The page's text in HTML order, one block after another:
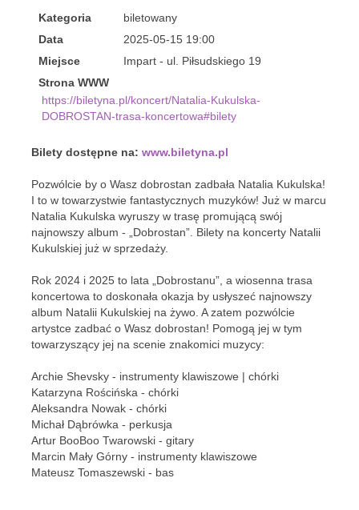
Kategoria
biletowany
Data
2025-05-15 19:00
Miejsce
Impart - ul. Piłsudskiego 19
Strona WWW
https://biletyna.pl/koncert/Natalia-Kukulska-
DOBROSTAN-trasa-koncertowa#bilety
Bilety dostępne na: www.biletyna.pl
Pozwólcie by o Wasz dobrostan zadbała Natalia Kukulska!
I to w towarzystwie fantastycznych muzyków! Już w marcu
Natalia Kukulska wyruszy w trasę promującą swój
najnowszy album - „Dobrostan”. Bilety na koncerty Natalii
Kukulskiej już w sprzedaży.
Rok 2024 i 2025 to lata „Dobrostanu”, a wiosenna trasa
koncertowa to doskonała okazja by usłyszeć najnowszy
album Natalii Kukulskiej na żywo. A zatem pozwólcie
artystce zadbać o Wasz dobrostan! Pomogą jej w tym
towarzyszący jej na scenie znakomici muzycy:
Archie Shevsky - instrumenty klawiszowe | chórki
Katarzyna Rościńska - chórki
Aleksandra Nowak - chórki
Michał Dąbrówka - perkusja
Artur BooBoo Twarowski - gitary
Marcin Mały Górny - instrumenty klawiszowe
Mateusz Tomaszewski - bas